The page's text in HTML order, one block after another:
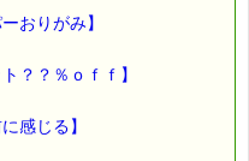
おりがみ】
？？％ｏｆｆ】
感じる】